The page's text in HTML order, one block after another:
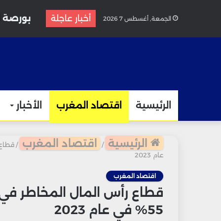
الجمعة, أغسطس 7 2026 أخبار عاجلة
الرئيسية اقتصاد المغرب الأخبار
الرئيسية / اقتصاد المغرب /
عام 2023
اقتصاد المغرب
قطاع رأس المال المخاطر
55% في عام 2023